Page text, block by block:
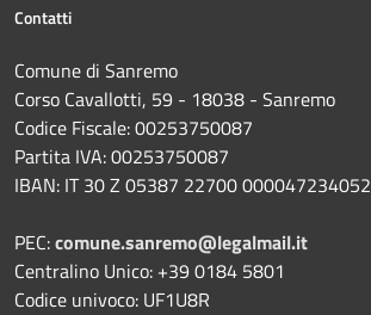
Contatti
Comune di Sanremo
Corso Cavallotti, 59 - 18038 - Sanremo
Codice Fiscale: 00253750087
Partita IVA: 00253750087
IBAN: IT 30 Z 05387 22700 000047234052
PEC:comune.sanremo@legalmail.it
Centralino Unico: +39 0184 5801
Codice univoco: UF1U8R